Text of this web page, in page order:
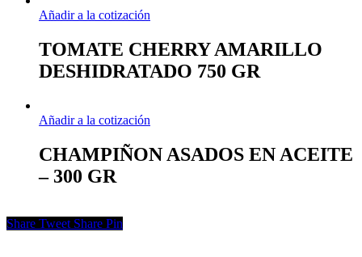
Añadir a la cotización
TOMATE CHERRY AMARILLO
DESHIDRATADO 750 GR
Añadir a la cotización
CHAMPIÑON ASADOS EN ACEITE
– 300 GR
Share Tweet Share Pin